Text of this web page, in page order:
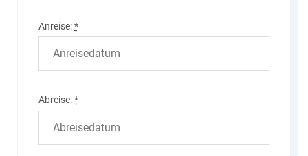
Anreise:*
Abreise:*